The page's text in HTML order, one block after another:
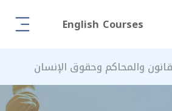
English Courses
والمحاكم وحقوق الإنسان